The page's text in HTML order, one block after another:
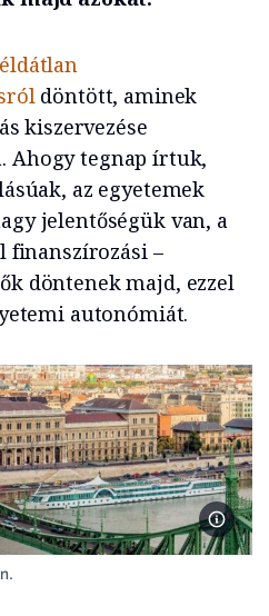
döntött, aminek
kiszervezése
Ahogy tegnap írtuk,
az egyetemek
jelentőségük van, a
finanszírozási –
döntenek majd, ezzel
autonómiát.